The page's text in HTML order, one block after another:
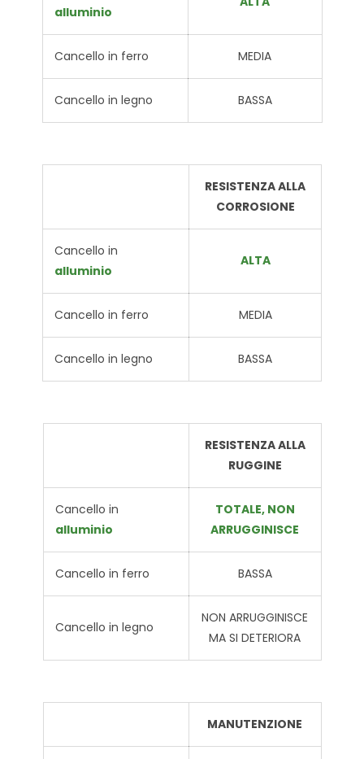
alluminio
Cancello in ferro MEDIA
Cancello in legno BASSA
RESISTENZA ALLA
CORROSIONE
Cancello in
alluminio
ALTA
Cancello in ferro MEDIA
Cancello in legno BASSA
RESISTENZA ALLA
RUGGINE
Cancello in
alluminio
TOTALE, NON
ARRUGGINISCE
Cancello in ferro BASSA
Cancello in legno
NON ARRUGGINISCE
MA SI DETERIORA
MANUTENZIONE